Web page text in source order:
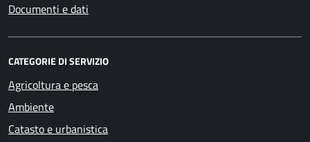
Documenti e dati
CATEGORIE DI SERVIZIO
Agricoltura e pesca
Ambiente
Catasto e urbanistica